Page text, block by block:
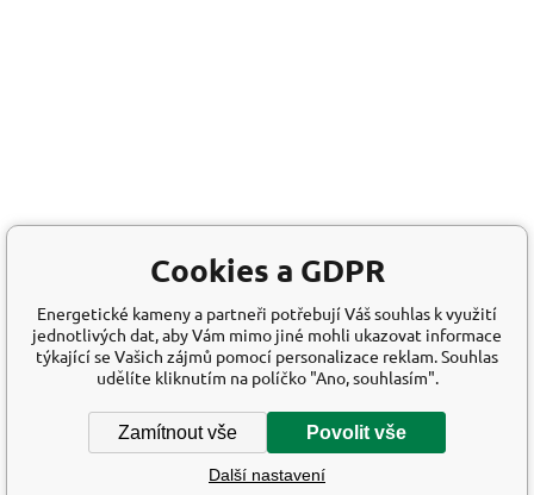
Cookies a GDPR
Energetické kameny a partneři potřebují Váš souhlas k využití
jednotlivých dat, aby Vám mimo jiné mohli ukazovat informace
týkající se Vašich zájmů pomocí personalizace reklam. Souhlas
udělíte kliknutím na políčko "Ano, souhlasím".
Zamítnout vše Povolit vše
Další nastavení